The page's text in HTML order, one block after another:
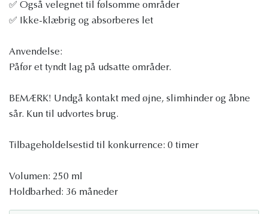
✅ Også velegnet til følsomme områder
✅ Ikke-klæbrig og absorberes let
Anvendelse:
Påfør et tyndt lag på udsatte områder.
BEMÆRK! Undgå kontakt med øjne, slimhinder og åbne
sår. Kun til udvortes brug.
Tilbageholdelsestid til konkurrence: 0 timer
Volumen: 250 ml
Holdbarhed: 36 måneder